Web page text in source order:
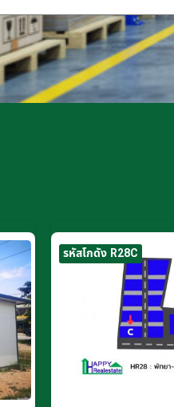
รหัสโกดัง R28C